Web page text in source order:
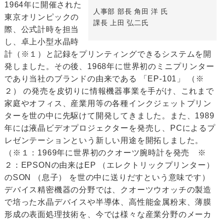
人事部 部長 角田 洋 氏
課長 上田 弘二氏
1964年に開催された
東京オリンピックの
際、公式計時を担当
し、卓上小型水晶時
計（※１）と記録をプリンティングできるシステムを開
発しました。その後、1968年に世界初のミニプリンター
であり当社のブランドの由来である 「EP-101」 （※
２） の発売を皮切りに情報機器事業を手がけ、これまで
家庭やオフィス、産業用等の各種インクジェットプリン
ターを世の中に先駆けて開発してきました。また、1989
年には液晶ビデオプロジェクターを発売し、PCによるプ
レゼンテーションという新しい用途を開拓しました。
（※１：1969年に世界初のクオーツ腕時計を発売 ※
２：EPSONの由来はEP （エレクトリックプリンター）
のSON （息子） を世の中に送りだすという意味です）
デバイス精密機器の分野では、クオーツウオッチの製造
で培った水晶デバイスや半導体、高性能金属粉末、薄膜
形成の表面処理技術を、今では様々な産業分野のメーカ